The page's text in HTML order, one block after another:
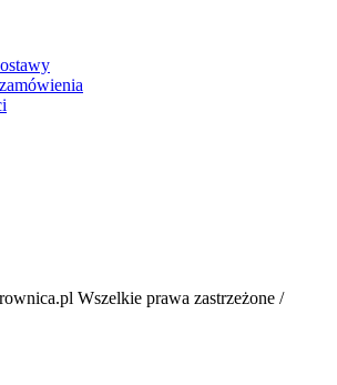
Wszelkie prawa zastrzeżone /